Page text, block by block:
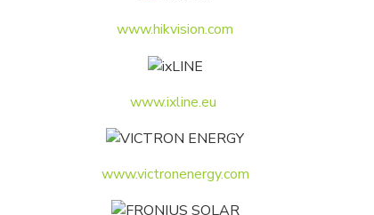
www.hikvision.com
www.ixline.eu
www.victronenergy.com